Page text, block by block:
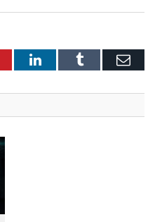
LinkedInTumblr E-